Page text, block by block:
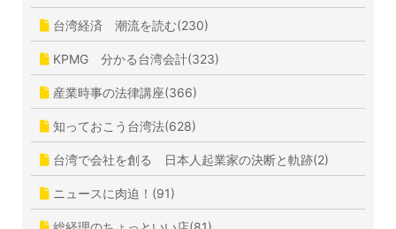
台湾経済 潮流を読む(230)
KPMG 分かる台湾会計(323)
産業時事の法律講座(366)
知っておこう台湾法(628)
台湾で会社を創る 日本人起業家の決断と軌跡(2)
ニュースに肉迫！(91)